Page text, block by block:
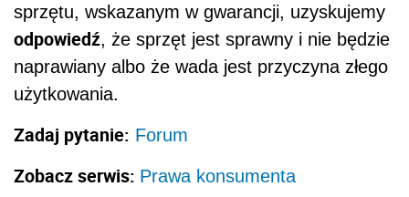
sprzętu, wskazanym w gwarancji, uzyskujemy
odpowiedź, że sprzęt jest sprawny i nie będzie
naprawiany albo że wada jest przyczyna złego
użytkowania.
Zadaj pytanie: Forum
Zobacz serwis: Prawa konsumenta